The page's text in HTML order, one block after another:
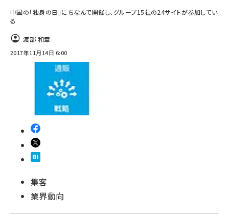
中国の「独身の日」にちなんで開催し、グループ15社の24サイトが参加してい
る
渡部 和章
2017年11月14日 6:00
集客
業界動向